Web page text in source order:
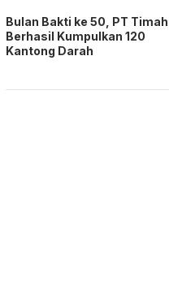
Bulan Bakti ke 50, PT Timah
Berhasil Kumpulkan 120
Kantong Darah